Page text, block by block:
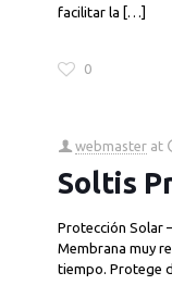
facilitar la […]
0
webmaster at
Soltis
Protección Solar
Membrana muy
tiempo. Protege